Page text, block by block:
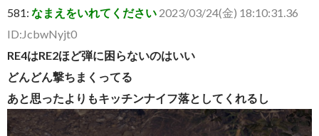
581: なまえをいれてください 2023/03/24(金) 18:10:31.36
ID:JcbwNyjt0
RE4はRE2ほど弾に困らないのはいい
どんどん撃ちまくってる
あと思ったよりもキッチンナイフ落としてくれるし